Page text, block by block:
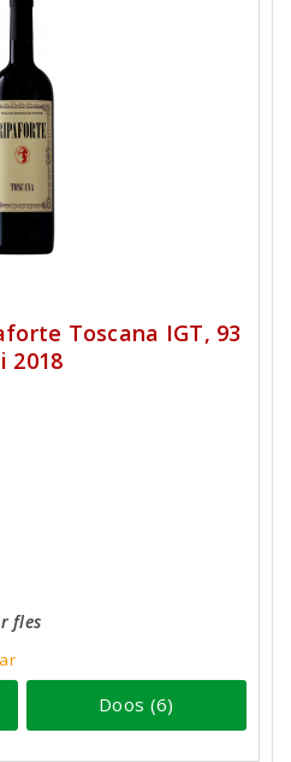
Toscana IGT, 93
2018
fles
Doos (6)